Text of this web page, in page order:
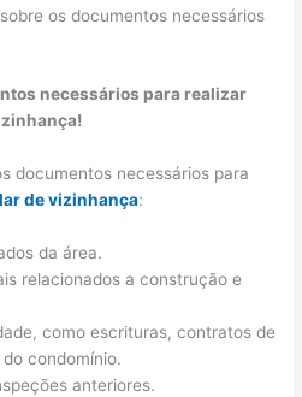
os documentos necessários
necessários para realizar
documentos necessários para
de vizinhança:
da área.
relacionados a construção e
como escrituras, contratos de
condomínio.
anteriores.